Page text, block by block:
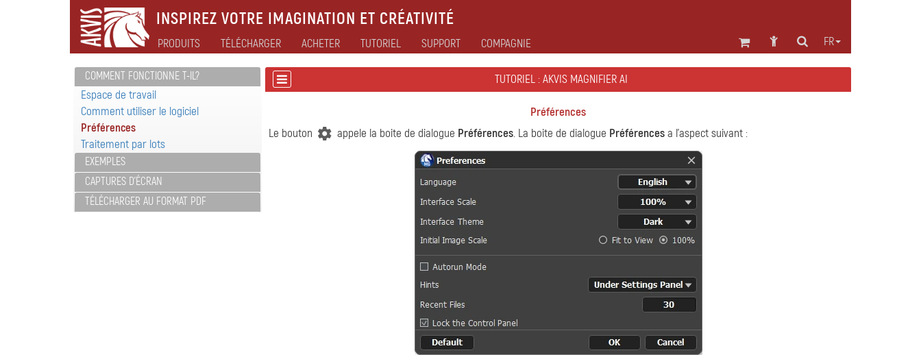
INSPIREZ VOTRE IMAGINATION ET CRÉATIVITÉ
FR
PRODUITS TÉLÉCHARGER ACHETER TUTORIEL SUPPORT COMPAGNIE
COMMENT FONCTIONNE T-IL?
Espace de travail
Comment utiliser le logiciel
Préférences
Traitement par lots
EXEMPLES
CAPTURES D'ÉCRAN
TÉLÉCHARGER AU FORMAT PDF
TUTORIEL : AKVIS MAGNIFIER AI
Préférences
Le bouton
appele la boite de dialogue Préférences. La boite de dialogue Préférencesa l'aspect suivant :